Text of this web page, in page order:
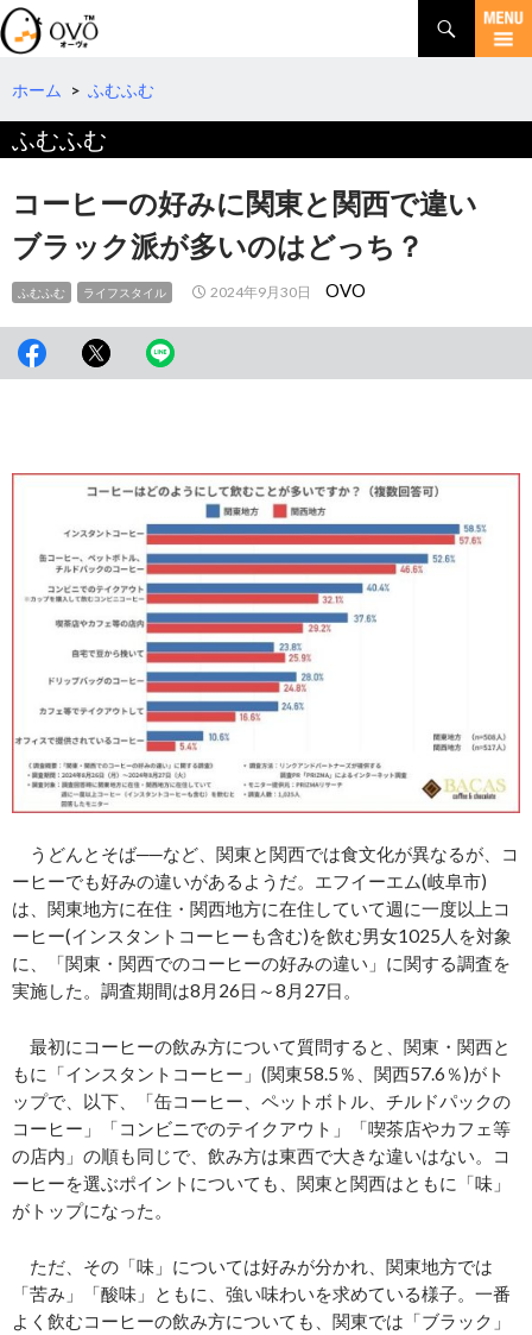
検
索
コ
テ
へ
ホーム > ふむふむ
ふむふむ
コーヒーの好みに関東と関西で違い
ブラック派が多いのはどっち？
ふむふむ ライフスタイル 2024年9月30日 OVO
うどんとそば──など、関東と関西では食文化が異なるが、コ
ーヒーでも好みの違いがあるようだ。エフイーエム(岐阜市)
は、関東地方に在住・関西地方に在住していて週に一度以上コ
ーヒー(インスタントコーヒーも含む)を飲む男女1025人を対象
に、「関東・関西でのコーヒーの好みの違い」に関する調査を
実施した。調査期間は8月26日～8月27日。
最初にコーヒーの飲み方について質問すると、関東・関西と
もに「インスタントコーヒー」(関東58.5％、関西57.6％)がト
ップで、以下、「缶コーヒー、ペットボトル、チルドパックの
コーヒー」「コンビニでのテイクアウト」「喫茶店やカフェ等
の店内」の順も同じで、飲み方は東西で大きな違いはない。コ
ーヒーを選ぶポイントについても、関東と関西はともに「味」
がトップになった。
ただ、その「味」については好みが分かれ、関東地方では
「苦み」「酸味」ともに、強い味わいを求めている様子。一番
よく飲むコーヒーの飲み方についても、関東では「ブラック」